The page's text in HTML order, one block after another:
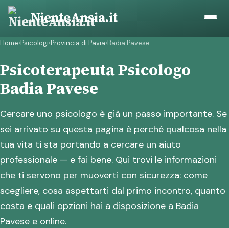
Vai
contenuto
NienteAnsia.it
Home›Psicologi›Provincia di Pavia›Badia Pavese
Psicoterapeuta Psicologo
Badia Pavese
Cercare uno psicologo è già un passo importante. Se
sei arrivato su questa pagina è perché qualcosa nella
tua vita ti sta portando a cercare un aiuto
professionale — e fai bene. Qui trovi le informazioni
che ti servono per muoverti con sicurezza: come
scegliere, cosa aspettarti dal primo incontro, quanto
costa e quali opzioni hai a disposizione a Badia
Pavese e online.